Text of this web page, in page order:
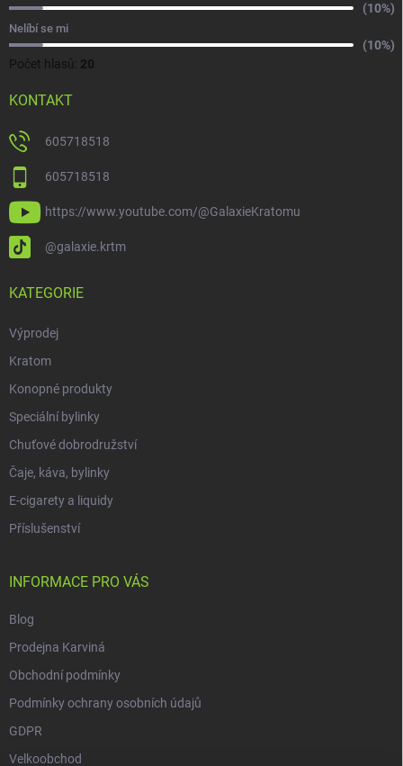
(10%)
Nelíbí se mi
(10%)
Počet hlasů: 20
KONTAKT
605718518
605718518
https://www.youtube.com/@GalaxieKratomu
@galaxie.krtm
KATEGORIE
Výprodej
Kratom
Konopné produkty
Speciální bylinky
Chuťové dobrodružství
Čaje, káva, bylinky
E-cigarety a liquidy
Příslušenství
INFORMACE PRO VÁS
Blog
Prodejna Karviná
Obchodní podmínky
Podmínky ochrany osobních údajů
GDPR
Velkoobchod